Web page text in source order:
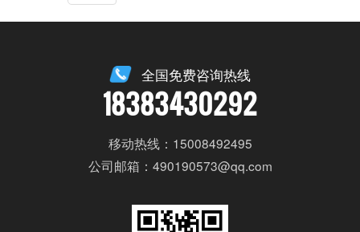
全国免费咨询热线
18383430292
移动热线：15008492495
公司邮箱：490190573@qq.com